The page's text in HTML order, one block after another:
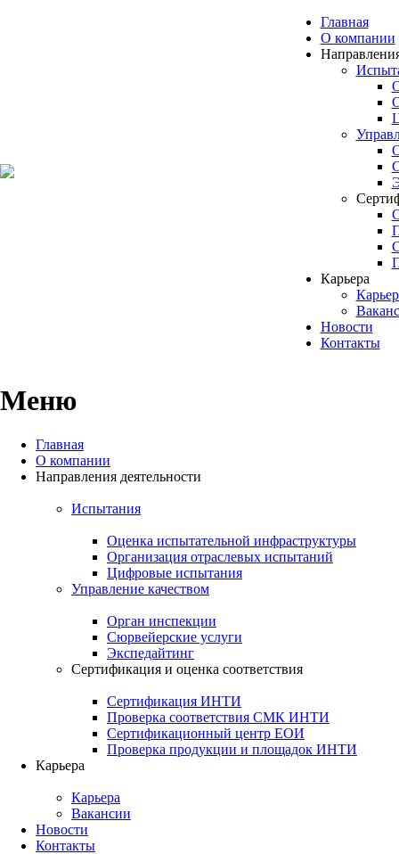
Главная
О компании
Карьера
Новости
Контакты
Меню
Главная
О компании
Направления деятельности
Испытания
Оценка испытательной инфраструктуры
Организация отраслевых испытаний
Цифровые испытания
Управление качеством
Орган инспекции
Сюрвейерские услуги
Экспедайтинг
Сертификация и оценка соответствия
Сертификация ИНТИ
Проверка соответствия СМК ИНТИ
Сертификационный центр ЕОИ
Проверка продукции и площадок ИНТИ
Карьера
Карьера
Вакансии
Новости
Контакты
Уникальные возможности для
профессионального развития и
достижения успеха вместе с
ведущей компанией
нефтегазовой отрасли